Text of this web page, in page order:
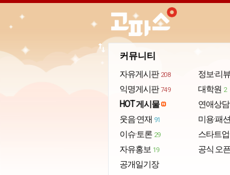
커뮤니티
자유게시판 208
익명게시판 749
HOT 게시물
웃음·연재 91
이슈·토론 29
자유홍보 19
공개일기장
정보·리뷰
대학원 2
연애상담
미용·패션
스타트업
공식 오
import_export